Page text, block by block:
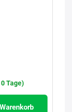
Tage)